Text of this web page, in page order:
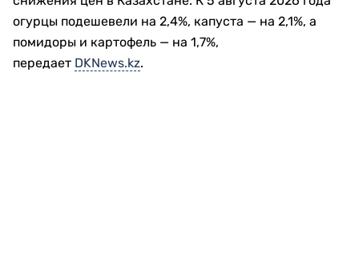
огурцы подешевели на 2,4%, капуста — на 2,1%, а
помидоры и картофель — на 1,7%,
передает DKNews.kz.